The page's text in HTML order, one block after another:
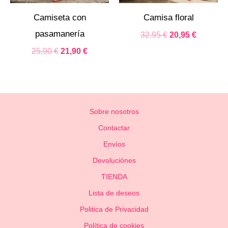
Camiseta con
pasamanería
25,90€ 21,90 €
Camisa floral
32,95€ 20,95 €
Sobre nosotros
Contactar
Envíos
Devoluciónes
TIENDA
Lista de deseos
Politica de Privacidad
Política de cookies